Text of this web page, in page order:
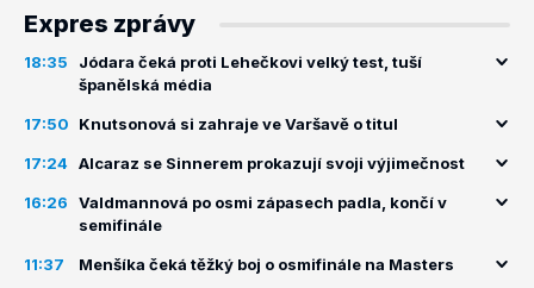
Expres zprávy
18:35
Jódara čeká proti Lehečkovi velký test, tuší
španělská média
17:50 Knutsonová si zahraje ve Varšavě o titul
17:24 Alcaraz se Sinnerem prokazují svoji výjimečnost
16:26
Valdmannová po osmi zápasech padla, končí v
semifinále
11:37 Menšíka čeká těžký boj o osmifinále na Masters